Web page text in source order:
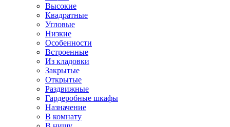
Высокие
Квадратные
Угловые
Низкие
Особенности
Встроенные
Из кладовки
Закрытые
Открытые
Раздвижные
Гардеробные шкафы
Назначение
В комнату